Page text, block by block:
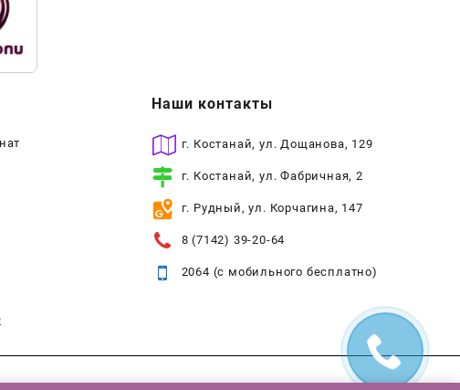
Наши контакты
г. Костанай, ул. Дощанова, 129
г. Костанай, ул. Фабричная, 2
г. Рудный, ул. Корчагина, 147
8 (7142) 39-20-64
2064 (с мобильного бесплатно)